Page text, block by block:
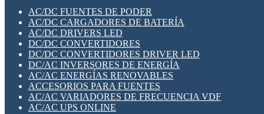
SWITCH Y MICROSWITCH
TARJETAS PI
UNIÓN Y DERIVACIÓN DE CABLE
PLACAS MODULARES IOT
SWITCHES Y REDES WIFI
SOLUCIONES IOT
SOLUCIONES LORAWAN
SOLUCIONES RED CELULAR
SEGURIDAD PARA REDES
SWITCHES LAN
TELEFONÍA IP (VOIP)
VIGILANCIA IP (CCTV)
MESHTASTIC
AC/DC FUENTES DE PODER
AC/DC CARGADORES DE BATERÍA
AC/DC DRIVERS LED
DC/DC CONVERTIDORES
DC/DC CONVERTIDORES DRIVER LED
DC/AC INVERSORES DE ENERGÍA
AC/AC ENERGÍAS RENOVABLES
ACCESORIOS PARA FUENTES
AC/AC VARIADORES DE FRECUENCIA VDF
AC/AC UPS ONLINE